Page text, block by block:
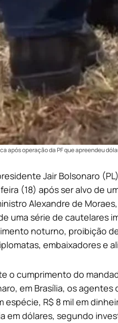
após operação da PF que apreendeu
Jair Bolsonaro
(18) após ser alvo de
Alexandre de
uma série de cautelares
noturno, proibição
embaixadores e
o cumprimento do
em Brasília, os agentes
espécie, R$ 8 mil em
em dólares, segundo